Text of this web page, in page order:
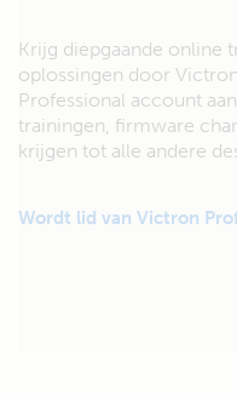
Krijg diepgaande online
oplossingen door
Professional account
trainingen, firmware
krijgen tot alle andere
Wordt lid van Victron